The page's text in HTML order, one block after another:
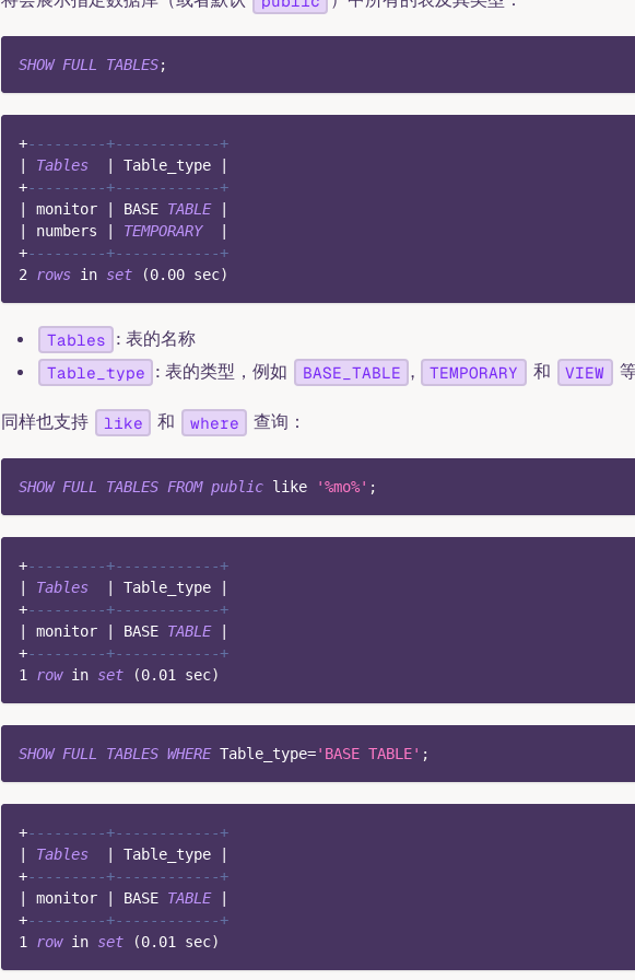
SHOW FULL TABLES;
+---------+------------+
Tables Table_type
+---------+------------+
monitor BASE TABLE
numbers TEMPORARY
+---------+------------+
2
rows in set (0.00 sec)
Tables : 表的名称
Table_type : 表的类型，例如 BASE_TABLE , TEMPORARY 和 VIEW
同样也支持 like 和 where 查询：
SHOW FULL TABLES FROM public like '%mo%' ;
+---------+------------+
Tables Table_type
+---------+------------+
monitor BASE TABLE
+---------+------------+
1
row in set (0.01 sec)
SHOW FULL TABLES WHERE Table_type='BASE TABLE' ;
+---------+------------+
Tables Table_type
+---------+------------+
monitor BASE TABLE
+---------+------------+
1
row in set (0.01 sec)